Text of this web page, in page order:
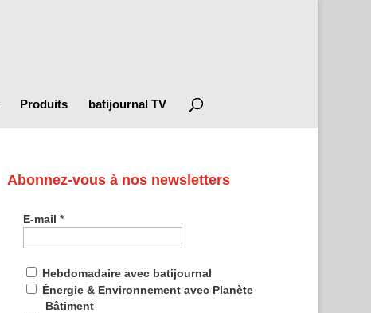
Produits batijournal TV
Abonnez-vous à nos newsletters
E-mail*
Hebdomadaire avec batijournal
Énergie & Environnement avec Planète
Bâtiment